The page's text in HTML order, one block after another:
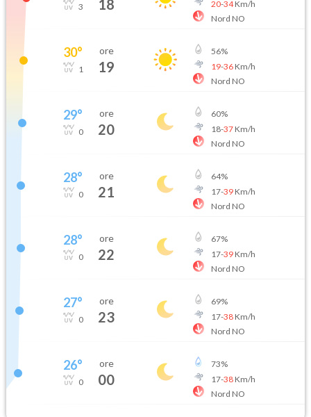
3 18
20-34Km/h
Nord NO
30°
1
ore
19
56%
19-36Km/h
Nord NO
29°
0
ore
20
60%
18-37Km/h
Nord NO
28°
0
ore
21
64%
17-39Km/h
Nord NO
28°
0
ore
22
67%
17-39Km/h
Nord NO
27°
0
ore
23
69%
17-38Km/h
Nord NO
26°
0
ore
00
73%
17-38Km/h
Nord NO